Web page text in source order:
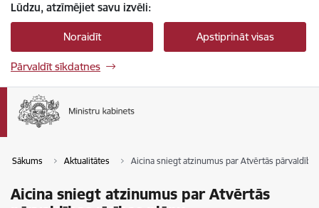
Lūdzu, atzīmējiet savu izvēli:
Noraidīt Apstiprināt visas
Pārvaldīt sīkdatnes
Sākums Aktualitātes Aicina sniegt atzinumus par Atvērtās
Aicina sniegt atzinumus par Atvērtās